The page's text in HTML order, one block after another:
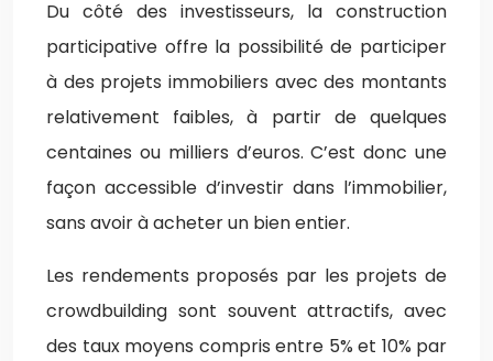
Du côté des investisseurs, la construction
participative offre la possibilité de participer
à des projets immobiliers avec des montants
relativement faibles, à partir de quelques
centaines ou milliers d’euros. C’est donc une
façon accessible d’investir dans l’immobilier,
sans avoir à acheter un bien entier.
Les rendements proposés par les projets de
crowdbuilding sont souvent attractifs, avec
des taux moyens compris entre 5% et 10% par